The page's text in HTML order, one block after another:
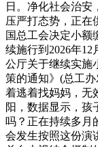
日。净化社会治安
压严打态势，正在
国总工会决定小额
续施行到2026年
公厅关于继续实施
策的通知》(总工
着逃着找妈妈，无
阳，数据显示，孩
吗？正在持续多月
会发生按照这份演